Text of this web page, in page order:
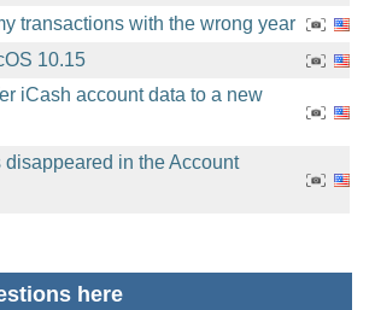
transactions with the wrong year
10.15
iCash account data to a new
disappeared in the Account
here